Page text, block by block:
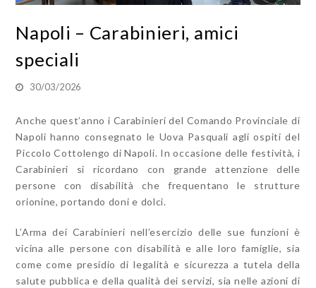
Napoli – Carabinieri, amici
speciali
30/03/2026
Anche quest’anno i Carabinieri del Comando Provinciale di
Napoli hanno consegnato le Uova Pasquali agli ospiti del
Piccolo Cottolengo di Napoli. In occasione delle festività, i
Carabinieri si ricordano con grande attenzione delle
persone con disabilità che frequentano le strutture
orionine, portando doni e dolci.
L’Arma dei Carabinieri nell’esercizio delle sue funzioni è
vicina alle persone con disabilità e alle loro famiglie, sia
come come presidio di legalità e sicurezza a tutela della
salute pubblica e della qualità dei servizi, sia nelle azioni di